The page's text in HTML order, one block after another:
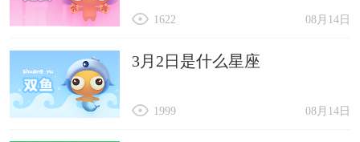
08月14日
1622
3月2日是什么星座
08月14日
1999